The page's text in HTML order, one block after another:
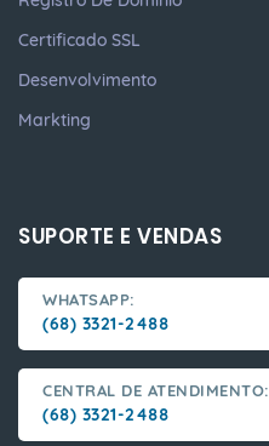
Certificado SSL
Desenvolvimento
Markting
SUPORTE E VENDAS
WHATSAPP:
(68) 3321-2488
CENTRAL DE ATENDIMENTO:
(68) 3321-2488